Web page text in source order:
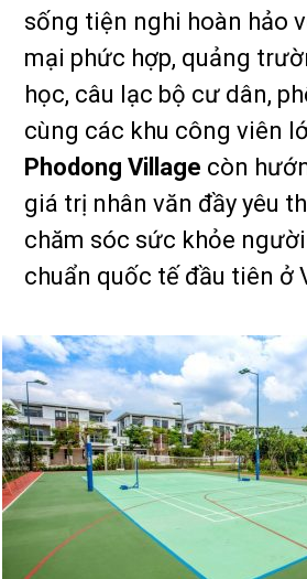
sống tiện nghi hoàn hảo
mại phức hợp, quảng
học, câu lạc bộ cư dân,
cùng các khu công viên
Phodong Village còn
giá trị nhân văn đầy yêu
chăm sóc sức khỏe
chuẩn quốc tế đầu tiên ở